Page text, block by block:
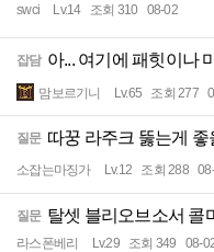
swci Lv.14 조회 310 08-02
잡담 아... 여기에 패힛이나
맘보르기니 Lv.65 조회 277
질문 따꿍 라주크 뚫는게 좋
소잡는마징가 Lv.12 조회 288
질문 탈셋 블리오브소서 콜
라스폰베리 Lv.29 조회 349 08-